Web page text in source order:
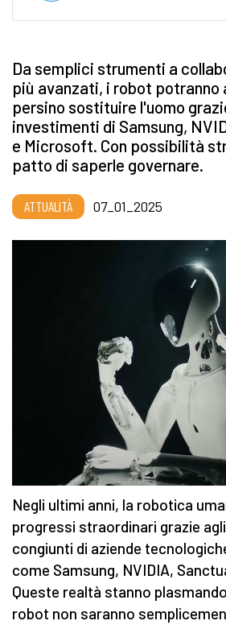
Da semplici strumenti a
più avanzati, i robot potranno
persino sostituire l'uomo
investimenti di Samsung,
e Microsoft. Con possibilità
patto di saperle governare.
ATTUALITÀ 07_01_2025
Negli ultimi anni, la robotica
progressi straordinari grazie
congiunti di aziende
come Samsung, NVIDIA,
Queste realtà stanno
robot non saranno